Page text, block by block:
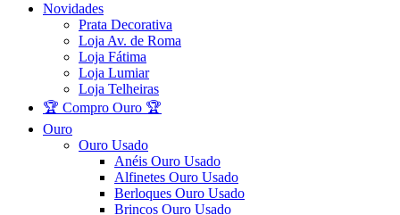
Novidades
Prata Decorativa
Loja Av. de Roma
Loja Fátima
Loja Lumiar
Loja Telheiras
🏆 Compro Ouro 🏆
Ouro
Ouro Usado
Anéis Ouro Usado
Alfinetes Ouro Usado
Berloques Ouro Usado
Brincos Ouro Usado